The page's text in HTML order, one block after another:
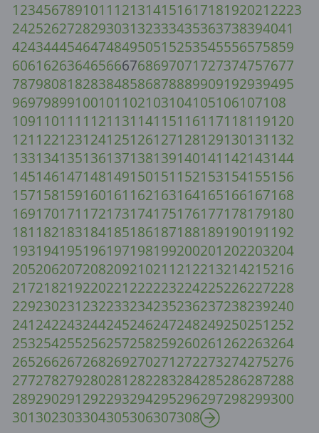
1234567891011 121314151617181920212223
242526272829303132333435363738394041
424344454647484950515253545556575859
606162636465666768697071727374757677
787980818283848586878889909192939495
96979899100101 102103104105106107108
109110111 112113114115116117118119120
121 122123124125126127128129130131 132
133134135136137138139140141 142143144
145146147148149150151 152153154155156
157158159160161 162163164165166167168
169170171 172173174175176177178179180
181 182183184185186187188189190191 192
193194195196197198199200201202203204
205206207208209210211212213214215216
217218219220221222223224225226227228
229230231232233234235236237238239240
241242243244245246247248249250251252
253254255256257258259260261262263264
265266267268269270271272273274275276
277278279280281282283284285286287288
289290291292293294295296297298299300
301302303304305306307308